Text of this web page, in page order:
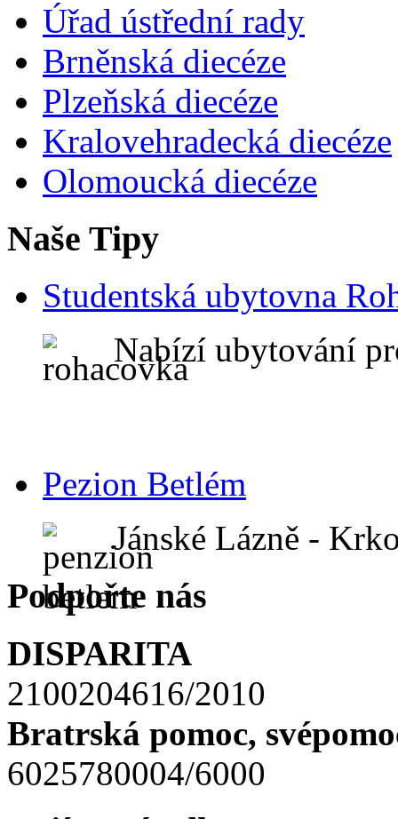
Úřad ústřední rady
Brněnská diecéze
Plzeňská diecéze
Kralovehradecká diecéze
Olomoucká diecéze
Naše Tipy
Studentská ubytovna
Nabízí ubytování
Pezion Betlém
Jánské Lázně -
Podpořte nás
DISPARITA
2100204616/2010
Bratrská pomoc,
6025780004/6000